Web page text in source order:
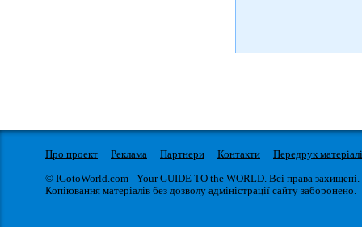
Про проект Реклама Партнери Контакти
Передрук
© IGotoWorld.com - Your GUIDE TO the WORLD. Всі права захищені.
Копіювання матеріалів без дозволу адміністрації сайту заборонено.